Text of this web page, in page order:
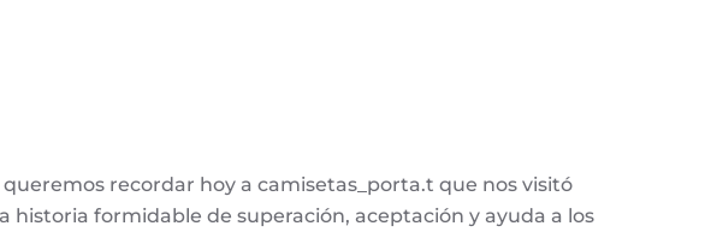
recordar hoy a camisetas_porta.t que nos visitó
formidable de superación, aceptación y ayuda a los